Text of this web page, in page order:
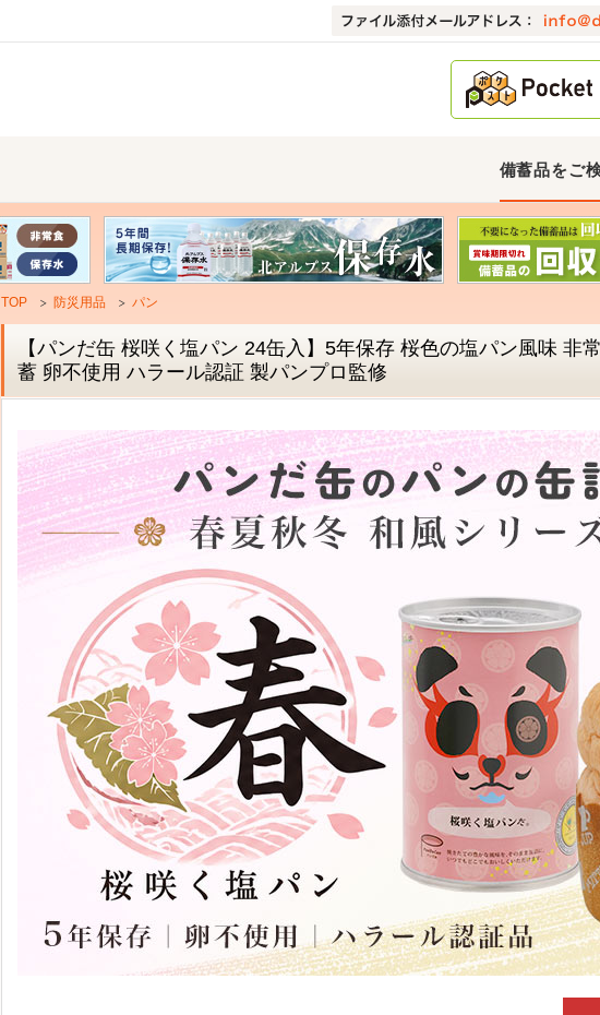
備蓄品をご
TOP 防災用品 パン
【パンだ缶 桜咲く塩パン 24缶入】5年保存 桜色の塩パン風味 非
蓄 卵不使用 ハラール認証 製パンプロ監修